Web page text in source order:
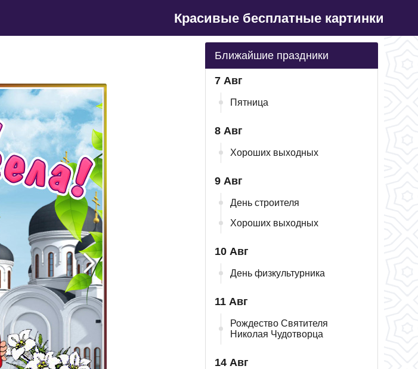
Красивые бесплатные картинки
Ближайшие праздники
7 Авг
Пятница
8 Авг
Хороших выходных
9 Авг
День строителя
Хороших выходных
10 Авг
День физкультурника
11 Авг
Рождество Святителя
Николая Чудотворца
14 Авг